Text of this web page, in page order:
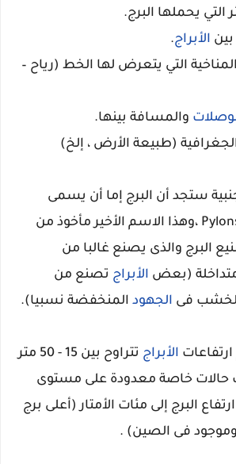
الأبراج.
المناخية التي يتعرض لها الخط (رياح –
والمسافة بينها.
ستجد أن البرج إما أن يسمى
Tower أو يسمى Pylons ،وهذا الاسم الأخير مأخوذ من
البرج والذى يصنع غالبا من
(بعض الأبراج تصنع من
الخشب فى الجهود المنخفضة نسبيا).
الأبراج
تتراوح بين 15 - 50 متر
حالات خاصة معدودة على مستوى
البرج إلى مئات الأمتار (أعلى برج